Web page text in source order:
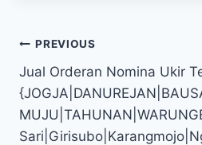
PREVIOUS
Jual Orderan Nomina Ukir